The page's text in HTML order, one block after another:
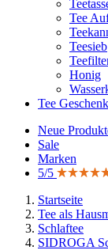
Tee
Teesieb
Honig
Tee
Neue
Sale
Marken
5/5
Startseite
Tee als
Schlaftee
SIDROGA